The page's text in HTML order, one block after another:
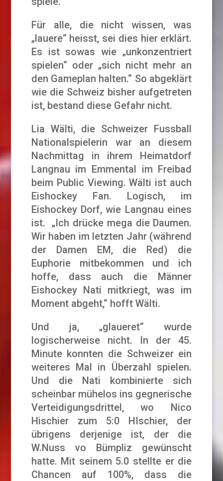
Für alle, die nicht wissen, was
„lauere“ heisst, sei dies hier erklärt.
Es ist sowas wie „unkonzentriert
spielen“ oder „sich nicht mehr an
den Gameplan halten.“ So abgeklärt
wie die Schweiz bisher aufgetreten
ist, bestand diese Gefahr nicht.
Lia Wälti, die Schweizer Fussball
Nationalspielerin war an diesem
Nachmittag in ihrem Heimatdorf
Langnau im Emmental im Freibad
beim Public Viewing. Wälti ist auch
Eishockey Fan. Logisch, im
Eishockey Dorf, wie Langnau eines
ist. „Ich drücke mega die Daumen.
Wir haben im letzten Jahr (während
der Damen EM, die Red) die
Euphorie mitbekommen und ich
hoffe, dass auch die Männer
Eishockey Nati mitkriegt, was im
Moment abgeht,“ hofft Wälti.
Und ja, „glaueret“ wurde
logischerweise nicht. In der 45.
Minute konnten die Schweizer ein
weiteres Mal in Überzahl spielen.
Und die Nati kombinierte sich
scheinbar mühelos ins gegnerische
Verteidigungsdrittel, wo Nico
Hischier zum 5:0 HIschier, der
übrigens derjenige ist, der die
W.Nuss vo Bümpliz gewünscht
hatte. Mit seinem 5.0 stellte er die
Chancen auf 100%, dass die